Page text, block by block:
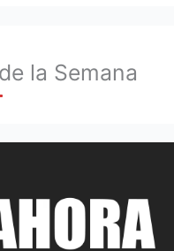
la Semana